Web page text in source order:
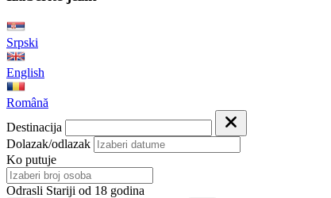
Srpski
English
Română
Destinacija
Dolazak/odlazak
Ko putuje
Odrasli Stariji od 18 godina